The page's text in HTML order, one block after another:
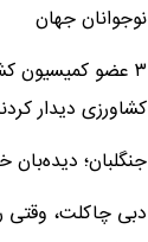
نوجوانان جهان
۳ عضو کمیسیون
کشاورزی دیدار
جنگلبان؛
دبی چاکلت، وقتی